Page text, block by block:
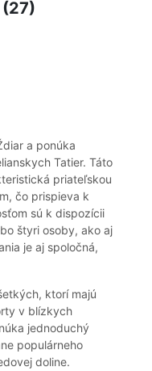
(27)
a ponúka
Tatier. Táto
priateľskou
čo prispieva k
sú k dispozícii
štyri osoby, ako aj
je aj spoločná,
ktorí majú
v blízkych
jednoduchý
populárneho
doline.